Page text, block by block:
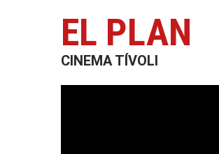
EL PLAN
CINEMA TÍVOLI